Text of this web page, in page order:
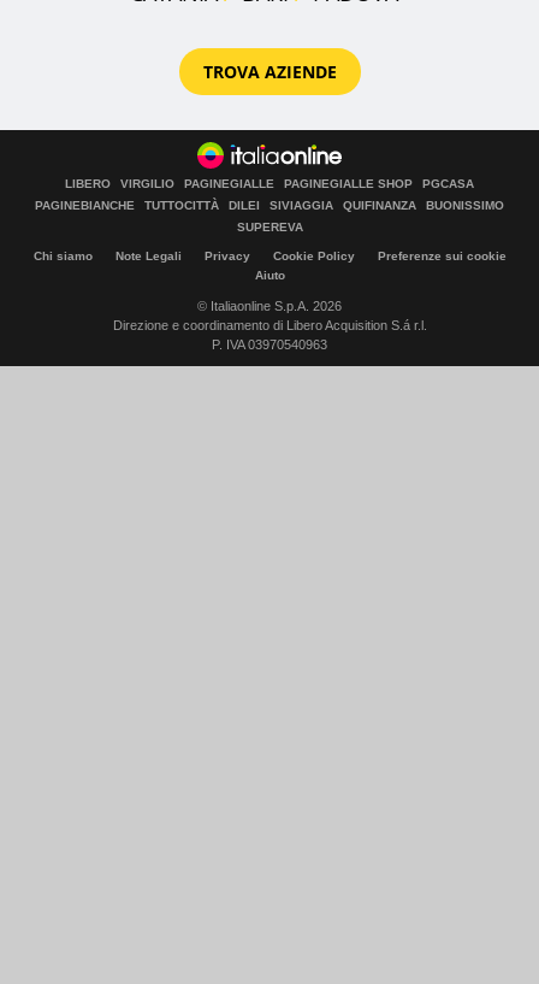
TROVA AZIENDE
LIBERO VIRGILIO PAGINEGIALLE PAGINEGIALLE SHOP
PGCASA
PAGINEBIANCHE
TUTTOCITTÀ DILEI SIVIAGGIA QUIFINANZA
BUONISSIMO
SUPEREVA
Chi siamo Note Legali Privacy Cookie Policy
Preferenze sui cookie
Aiuto
© Italiaonline S.p.A. 2026
Direzione e coordinamento di Libero Acquisition S.á r.l.
P. IVA 03970540963